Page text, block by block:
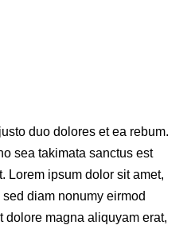
duo dolores et ea rebum.
sea takimata sanctus est
Lorem ipsum dolor sit amet,
diam nonumy eirmod
dolore magna aliquyam erat,